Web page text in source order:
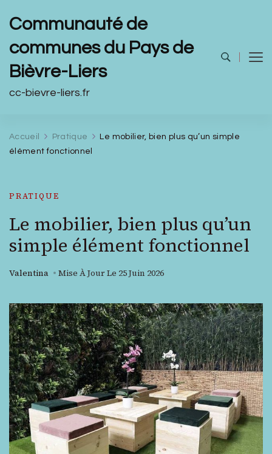
Communauté de
communes du Pays de
Bièvre-Liers
cc-bievre-liers.fr
Accueil Pratique
Le mobilier, bien plus qu’un simple
élément fonctionnel
PRATIQUE
Le mobilier, bien plus qu’un
simple élément fonctionnel
Valentina Mise À Jour Le 25 Juin 2026